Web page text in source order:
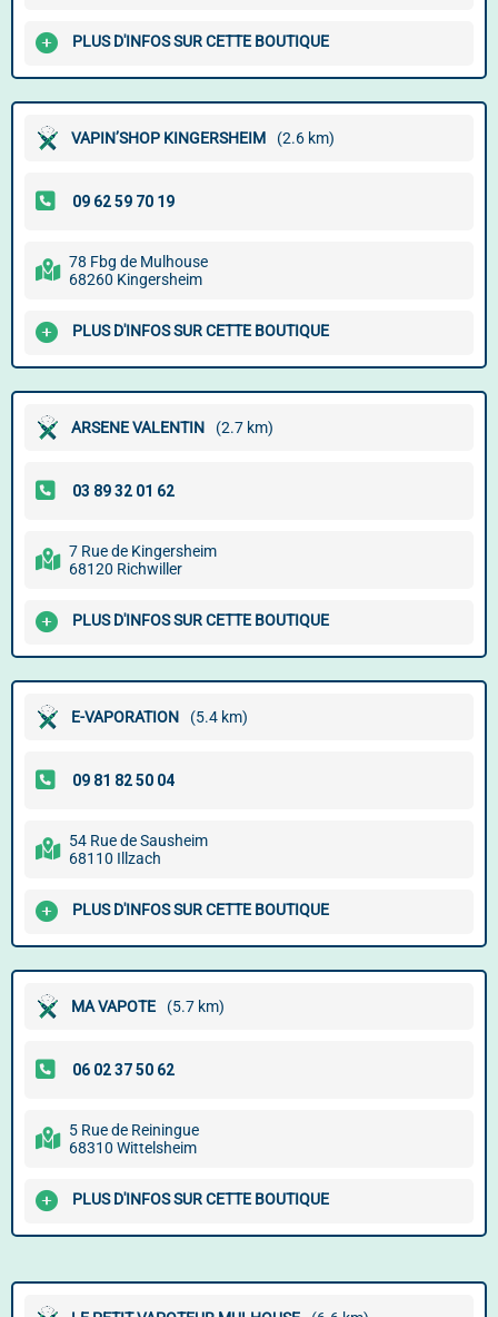
PLUS D'INFOS SUR CETTE BOUTIQUE
VAPIN’SHOP KINGERSHEIM (2.6 km)
78 Fbg de Mulhouse
68260 Kingersheim
PLUS D'INFOS SUR CETTE BOUTIQUE
ARSENE VALENTIN (2.7 km)
7 Rue de Kingersheim
68120 Richwiller
PLUS D'INFOS SUR CETTE BOUTIQUE
E-VAPORATION (5.4 km)
54 Rue de Sausheim
68110 Illzach
PLUS D'INFOS SUR CETTE BOUTIQUE
MA VAPOTE (5.7 km)
5 Rue de Reiningue
68310 Wittelsheim
PLUS D'INFOS SUR CETTE BOUTIQUE